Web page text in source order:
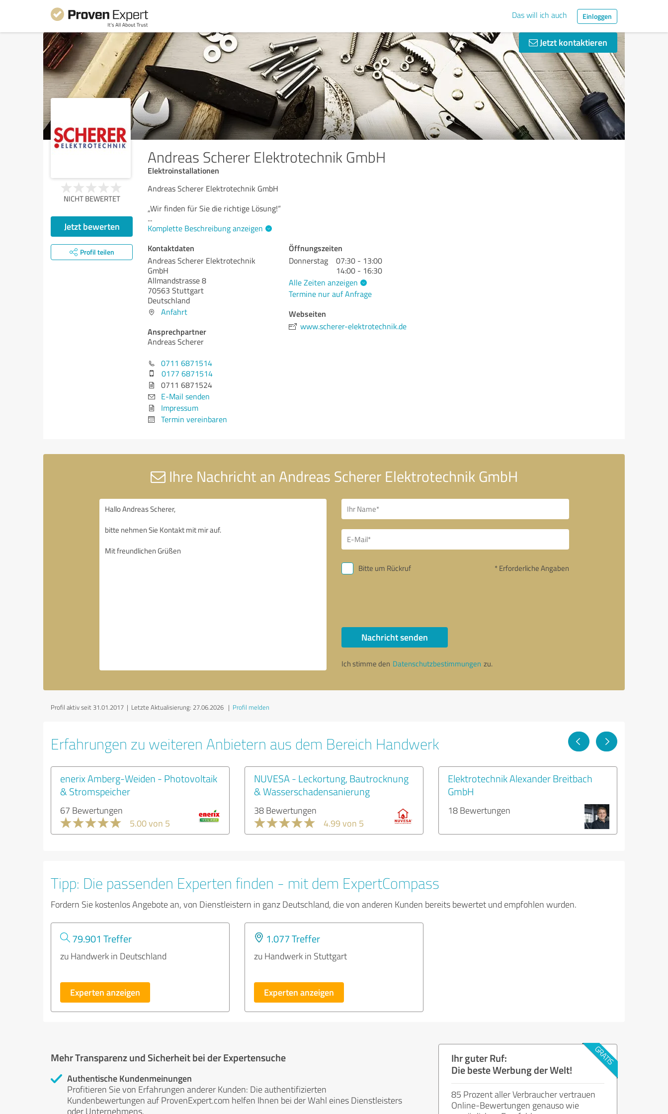
Das will ich auch Einloggen
Jetzt kontaktieren
Andreas Scherer Elektrotechnik GmbH
Elektroinstallationen
NICHT BEWERTET
Jetzt bewerten
Profil teilen
Andreas Scherer Elektrotechnik GmbH
„Wir finden für Sie die richtige Lösung!“
...
Komplette Beschreibung anzeigen
Kontaktdaten
Andreas Scherer Elektrotechnik
GmbH
Allmandstrasse 8
70563 Stuttgart
Deutschland
Anfahrt
Ansprechpartner
Andreas Scherer
0711 6871514
0177 6871514
0711 6871524
E-Mail senden
Impressum
Termin vereinbaren
Öffnungszeiten
Donnerstag
07:30 - 13:00
14:00 - 16:30
Alle Zeiten anzeigen
Termine nur auf Anfrage
Webseiten
www.scherer-elektrotechnik.de
Ihre Nachricht an Andreas Scherer Elektrotechnik GmbH
Bitte um Rückruf * Erforderliche Angaben
Nachricht senden
Ich stimme den Datenschutzbestimmungen zu.
Profil aktiv seit 31.01.2017 | Letzte Aktualisierung: 27.06.2026 | Profil melden
Erfahrungen zu weiteren Anbietern aus dem Bereich Handwerk
enerix Amberg-Weiden - Photovoltaik
& Stromspeicher
67 Bewertungen
5.00 von 5
NUVESA - Leckortung, Bautrocknung
& Wasserschadensanierung
38 Bewertungen
4.99 von 5
Elektrotechnik Alexander Breitbach
GmbH
18 Bewertungen
Tipp: Die passenden Experten finden - mit dem ExpertCompass
Fordern Sie kostenlos Angebote an, von Dienstleistern in ganz Deutschland, die von anderen Kunden bereits bewertet und empfohlen wurden.
79.901 Treffer
zu Handwerk in Deutschland
Experten anzeigen
1.077 Treffer
zu Handwerk in Stuttgart
Experten anzeigen
Mehr Transparenz und Sicherheit bei der Expertensuche
Authentische Kundenmeinungen
Profitieren Sie von Erfahrungen anderer Kunden: Die authentifizierten
Kundenbewertungen auf ProvenExpert.com helfen Ihnen bei der Wahl eines Dienstleisters
oder Unternehmens.
Ihr guter Ruf:
Die beste Werbung der Welt!
85 Prozent aller Verbraucher vertrauen
Online-Bewertungen genauso wie